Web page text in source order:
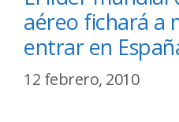
aéreo fichará a
entrar en
12 febrero, 2010